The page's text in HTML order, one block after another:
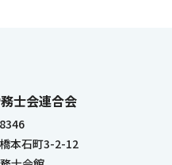
士会連合会
本石町3-2-12